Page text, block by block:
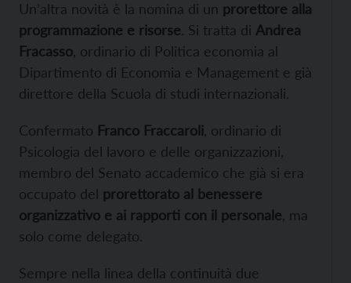
Un’altra novità è la nomina di un prorettore alla
programmazione e risorse. Si tratta di Andrea
Fracasso , ordinario di Politica economia al
Dipartimento di Economia e Management e già
direttore della Scuola di studi internazionali.
Confermato Franco Fraccaroli , ordinario di
Psicologia del lavoro e delle organizzazioni,
membro del Senato accademico che già si era
occupato del prorettorato al benessere
organizzativo e ai rapporti con il personale , ma
solo come delegato.
Sempre nella linea della continuità due